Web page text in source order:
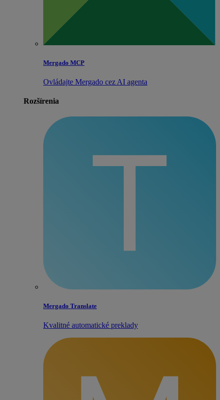
Mergado MCP
Ovládajte Mergado cez AI agenta
Rozšírenia
Mergado Translate
Kvalitné automatické preklady